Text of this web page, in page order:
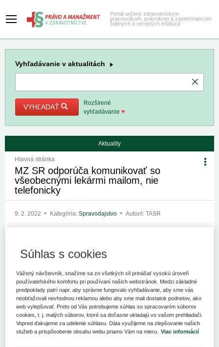
Portál určený zdravotníckym
pracovníkom, právnikom a zamestnancom
štátnych a verejných inštitúcií
Vyhľadávanie v aktualitách
VYHĽADAŤ
Rozšírené
vyhľadávanie
Aktuality
Hlavná stránka
MZ SR odporúča komunikovať so
všeobecnými lekármi mailom, nie
telefonicky
9. 2. 2022 Kategória: Spravodajstvo Autor/i: TASR
telefonickou. Informácie o postupoch pri ochorení COVID-19,
ako aj fungovaní jednotlivých ambulancií možno nájsť po
novom aj na webe korona.gov.sk. Opatrenia pripravilo
Ministerstvo zdravotníctva (MZ) SR v spolupráci so
samosprávami s cieľom podporiť ambulantný sektor.
MZ SR výrazne odporúča uprednostniť mailovú komunikáciu, a ak
lekár do 24, prípadne 48 hodín neodpíše, obrátiť sa na web
korona.gov.sk alebo na stránky samospráv. "Na stránke
korona.gov.sk od pondelka (7. 2.) pribudli dva vstupy – som
Súhlas s cookies
Vážený návštevník, snažíme sa zo všetkých síl prinášať vysokú úroveň
používateľského komfortu pri používaní našich webstránok. Medzi základné
predpoklady patrí napr. aby správne fungovalo vyhľadávanie, aby sme vás
neobťažovali nevhodnou reklamou alebo aby sme mali dostatok podnetov, ako
web vylepšovať. Preto od Vás potrebujeme súhlas so spracovaním súborov
cookies, t. j. malých súborov, ktoré sa dočasne ukladajú vo vašom prehliadači.
Vopred ďakujeme za udelenie súhlasu. Dáta využijeme na zlepšovanie našich
služieb a prispôsobenie obsahu webu priamo Vám na mieru.
Viac informácií